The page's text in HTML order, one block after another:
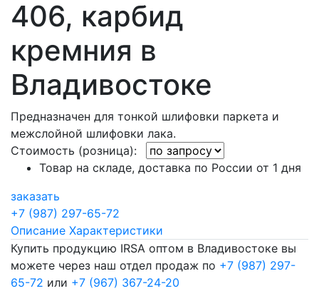
406, карбид
кремния в
Владивостоке
Предназначен для тонкой шлифовки паркета и
межслойной шлифовки лака.
Стоимость (розница):
Товар на складе, доставка по России от 1 дня
заказать
+7 (987) 297-65-72
Описание Характеристики
Купить продукцию IRSA оптом в Владивостоке вы
можете через наш отдел продаж по +7 (987) 297-
65-72 или +7 (967) 367-24-20